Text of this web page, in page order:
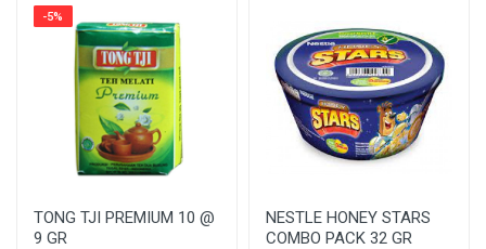
-5%
TONG TJI PREMIUM 10 @
9 GR
NESTLE HONEY STARS
COMBO PACK 32 GR